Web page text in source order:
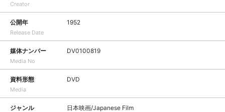
Creator
公開年
Release Date
1952
媒体ナンバー
Media No
DV0100819
資料形態
Media
DVD
ジャンル 日本映画/Japanese Film